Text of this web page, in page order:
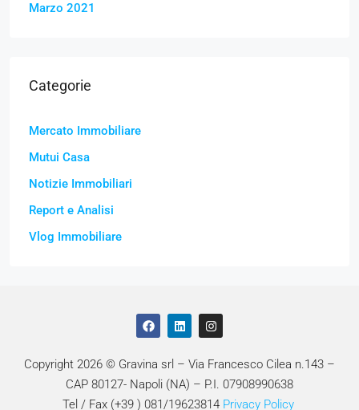
Marzo 2021
Categorie
Mercato Immobiliare
Mutui Casa
Notizie Immobiliari
Report e Analisi
Vlog Immobiliare
Copyright 2026 © Gravina srl – Via Francesco Cilea n.143 –
CAP 80127- Napoli (NA) – P.I. 07908990638
Tel / Fax (+39 ) 081/19623814 Privacy Policy